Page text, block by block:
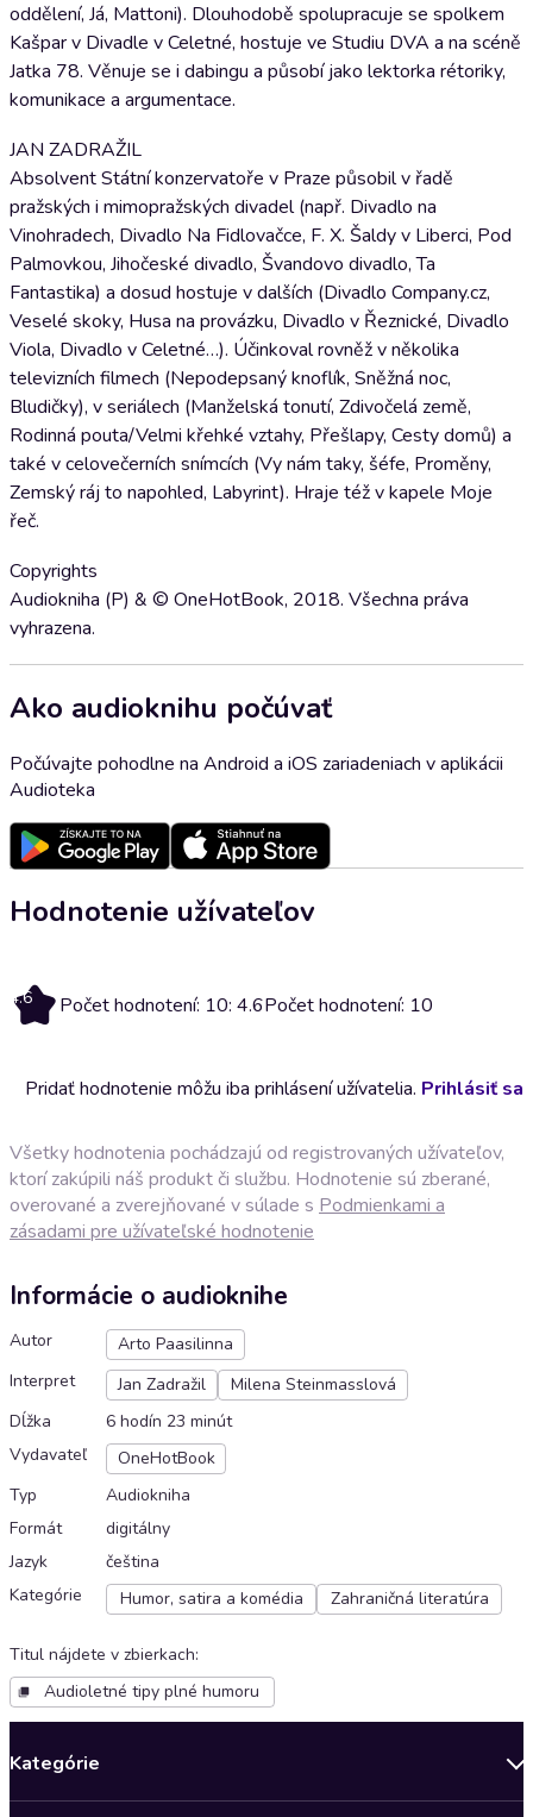
oddělení, Já, Mattoni). Dlouhodobě spolupracuje se spolkem
Kašpar v Divadle v Celetné, hostuje ve Studiu DVA a na scéně
Jatka 78. Věnuje se i dabingu a působí jako lektorka rétoriky,
komunikace a argumentace.
JAN ZADRAŽIL
Absolvent Státní konzervatoře v Praze působil v řadě
pražských i mimopražských divadel (např. Divadlo na
Vinohradech, Divadlo Na Fidlovačce, F. X. Šaldy v Liberci, Pod
Palmovkou, Jihočeské divadlo, Švandovo divadlo, Ta
Fantastika) a dosud hostuje v dalších (Divadlo Company.cz,
Veselé skoky, Husa na provázku, Divadlo v Řeznické, Divadlo
Viola, Divadlo v Celetné…). Účinkoval rovněž v několika
televizních filmech (Nepodepsaný knoflík, Sněžná noc,
Bludičky), v seriálech (Manželská tonutí, Zdivočelá země,
Rodinná pouta/Velmi křehké vztahy, Přešlapy, Cesty domů) a
také v celovečerních snímcích (Vy nám taky, šéfe, Proměny,
Zemský ráj to napohled, Labyrint). Hraje též v kapele Moje
řeč.
Copyrights
Audiokniha (P) & © OneHotBook, 2018. Všechna práva
vyhrazena.
Ako audioknihu počúvať
Počúvajte pohodlne na Android a iOS zariadeniach v aplikácii
Audioteka
Hodnotenie užívateľov
4.6 Počet hodnotení: 10: 4.6Počet hodnotení: 10
Pridať hodnotenie môžu iba prihlásení užívatelia. Prihlásiť sa
Všetky hodnotenia pochádzajú od registrovaných užívateľov,
ktorí zakúpili náš produkt či službu. Hodnotenie sú zberané,
overované a zverejňované v súlade s Podmienkami a
zásadami pre užívateľské hodnotenie
Informácie o audioknihe
Autor
Arto Paasilinna
Interpret
Jan Zadražil
Milena Steinmasslová
Dĺžka
6 hodín 23 minút
Vydavateľ
OneHotBook
Typ
Audiokniha
Formát
digitálny
Jazyk
čeština
Kategórie
Humor, satira a komédia Zahraničná literatúra
Titul nájdete v zbierkach:
Audioletné tipy plné humoru
Kategórie